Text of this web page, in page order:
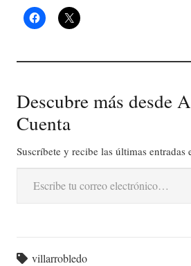
Descubre más desde
Cuenta
Suscríbete y recibe las últimas
Escribe tu correo electrónico…
villarrobledo